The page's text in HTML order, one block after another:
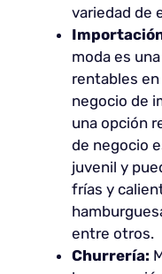
variedad de
moda es
rentables
negocio de
una opción
de negocio
juvenil y
frías y
entre otros.
Churrería: